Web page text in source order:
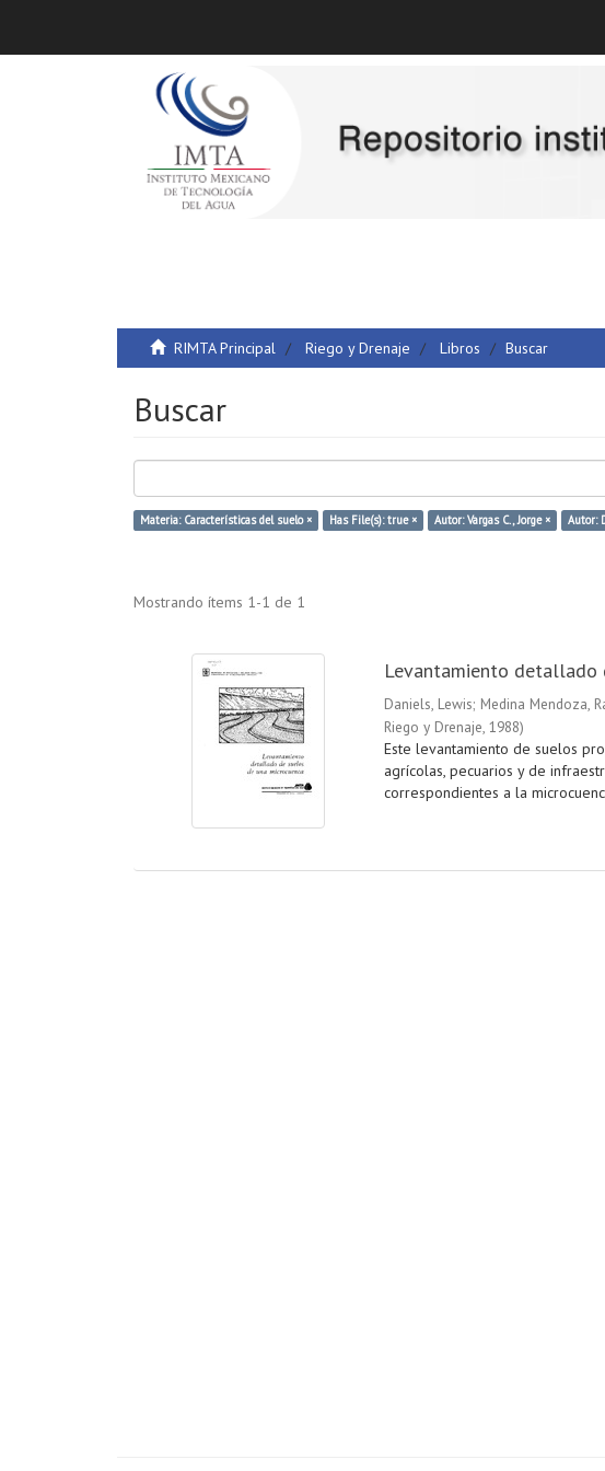
RIMTA Principal Riego y Drenaje Libros Buscar
Buscar
Materia: Características del suelo × Has File(s): true × Autor: Vargas C., Jorge × Autor:
Mostrando ítems 1-1 de 1
Levantamiento detallado
Daniels, Lewis; Medina Mendoza,
Riego y Drenaje, 1988)
Este levantamiento de suelos
agrícolas, pecuarios y de
correspondientes a la